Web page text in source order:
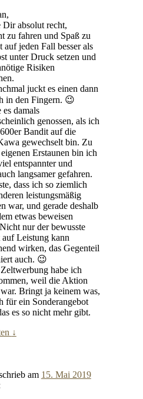
Dir absolut recht,
zu fahren und Spaß zu
auf jeden Fall besser als
unter Druck setzen und
Risiken
juckt es einen dann
in den Fingern. 😉
es damals
genossen, als ich
Bandit auf die
gewechselt bin. Zu
Erstaunen bin ich
entspannter und
langsamer gefahren.
dass ich so ziemlich
leistungsmäßig
war, und gerade deshalb
etwas beweisen
nur der bewusste
Leistung kann
wirken, das Gegenteil
auch. 😉
habe ich
weil die Aktion
Bringt ja keinem was,
für ein Sonderangebot
es so nicht mehr gibt.
↓
am 15. Mai 2019